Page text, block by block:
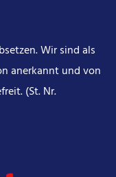
Wir sind als
anerkannt und von
(St. Nr.